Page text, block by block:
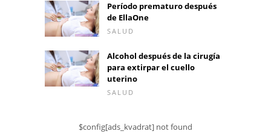
Período prematuro después
de EllaOne
SALUD
Alcohol después de la cirugía
para extirpar el cuello
uterino
SALUD
$config[ads_kvadrat] not found